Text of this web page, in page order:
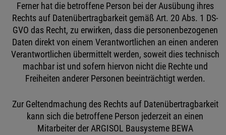
Ferner hat die betroffene Person bei der Ausübung ihres
Rechts auf Datenübertragbarkeit gemäß Art. 20 Abs. 1 DS-
GVO das Recht, zu erwirken, dass die personenbezogenen
Daten direkt von einem Verantwortlichen an einen anderen
Verantwortlichen übermittelt werden, soweit dies technisch
machbar ist und sofern hiervon nicht die Rechte und
Freiheiten anderer Personen beeinträchtigt werden.
Zur Geltendmachung des Rechts auf Datenübertragbarkeit
kann sich die betroffene Person jederzeit an einen
Mitarbeiter der ARGISOL Bausysteme BEWA